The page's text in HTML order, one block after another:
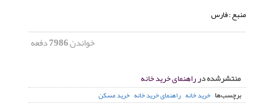
منبع : فارس
خواندن7986دفعه
منتشرشده درراهنمای خرید خانه
برچسب‌ها خرید خانه راهنمای خرید خانه خرید مسکن